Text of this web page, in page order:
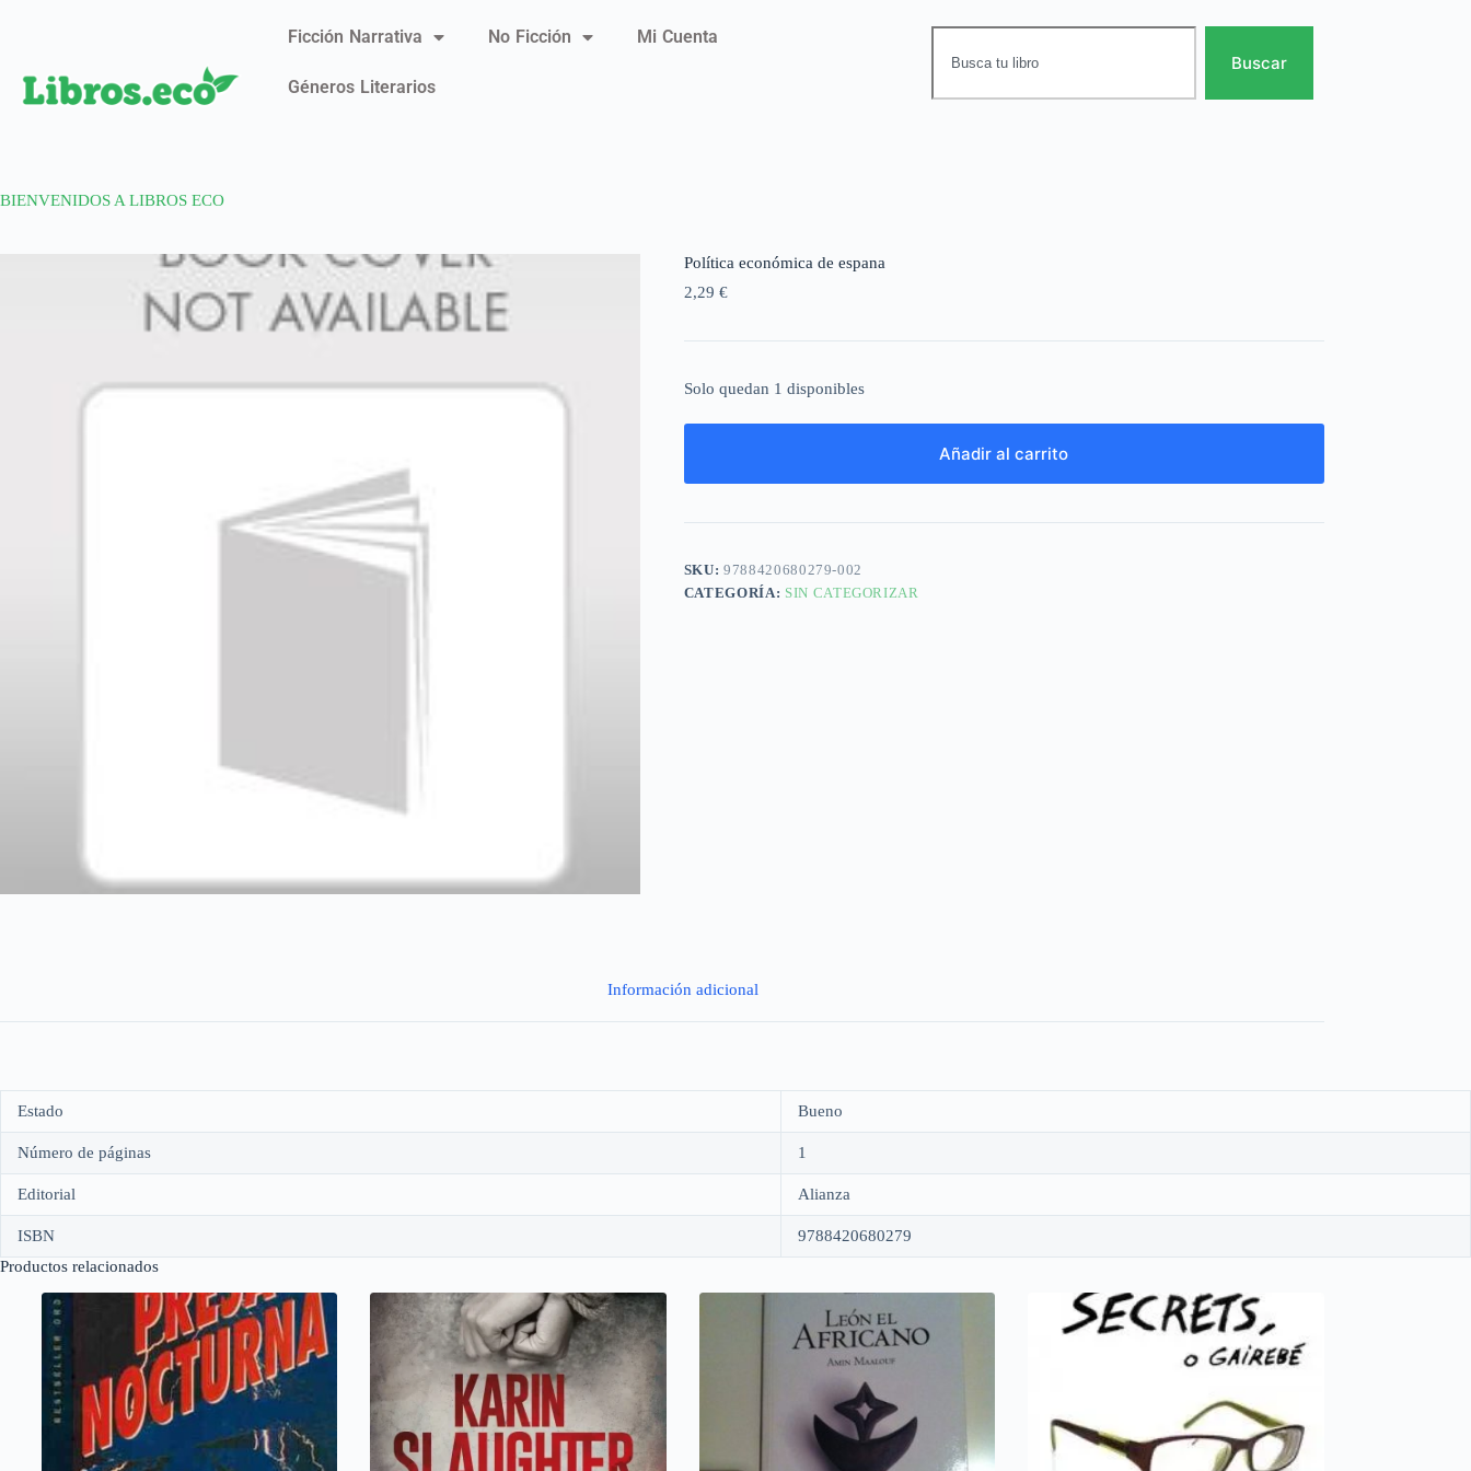
Ficción Narrativa No Ficción Mi Cuenta
Géneros Literarios
Buscar
BIENVENIDOS A LIBROS ECO
Política económica de espana
2,29 €
Solo quedan 1 disponibles
Añadir al carrito
SKU:9788420680279-002
CATEGORÍA: SIN CATEGORIZAR
Información adicional
Estado Bueno
Número de páginas 1
Editorial Alianza
ISBN
9788420680279
Productos relacionados